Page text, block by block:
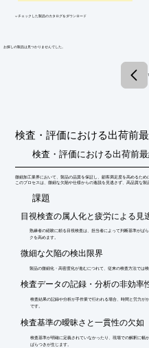
​▼チェックした製品のカタログをダウンロード
​お探しの製品は見つかりませんでした。
検査・評価における出荷前
検査・評価における出荷前
微細加工業界において、製品の品質を保証し、顧客満足度を高めるため
このプロセスは、微細な欠陥や仕様からの逸脱を見逃さず、高品質な製
​課題
目視検査の属人化と疲労による見
熟練者の経験に頼る目視検査は、担当者によって判断基準がば
クを高めます。
微細な欠陥の検出限界
製品の微細化・高密度化が進むにつれて、従来の検査方法では
検査データの記録・分析の非効率
検査結果の記録や分析が手作業で行われる場合、時間と労力が
です。
検査基準の曖昧さと一貫性の欠如
検査基準が明確に定義されていなかったり、現場での解釈に幅
ばらつきが生じます。